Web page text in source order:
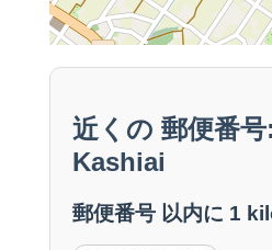
近くの 郵便番
Kashiai
郵便番号 以内に 1